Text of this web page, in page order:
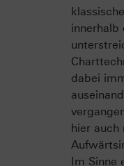
innerhalb
dabei
hier auch
Im Sinne